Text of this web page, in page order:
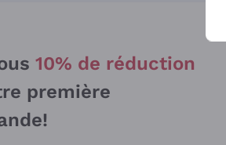
10% de réduction
première